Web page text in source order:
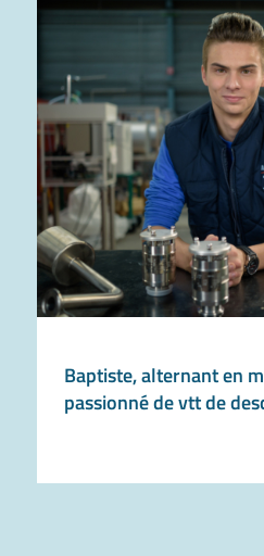
Baptiste, alternant en
passionné de vtt de